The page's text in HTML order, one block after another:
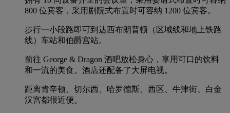
800 位宾客，采用剧院式布置时可容纳 1200 位宾客。
步行一小段路即可到达西布朗普顿（区域线和地上铁路
线）车站和伯爵宫站。
前往 George & Dragon 酒吧放松身心，享用可口的饮料
和一流的美食。酒店还配备了大屏电视。
距离肯辛顿、切尔西、哈罗德斯、西区、牛津街、白金
汉宫都很近便。